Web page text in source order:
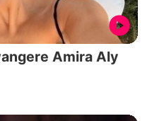
Amira Aly